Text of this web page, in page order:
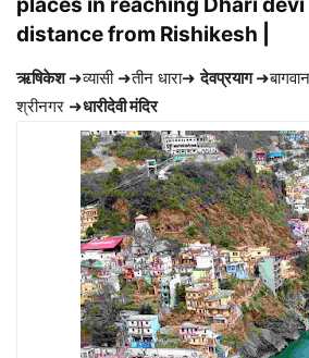
places in reaching Dhari devi
distance from Rishikesh |
ऋषिकेश➜व्यासी ➜तीन धारा➜देवप्रयाग
श्रीनगर ➜धारीदेवी मंदिर